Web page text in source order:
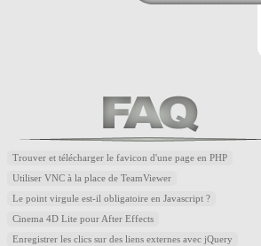
Trouver et télécharger le favicon d'une page en PHP
Utiliser VNC à la place de TeamViewer
Le point virgule est-il obligatoire en Javascript ?
Cinema 4D Lite pour After Effects
Enregistrer les clics sur des liens externes avec jQuery